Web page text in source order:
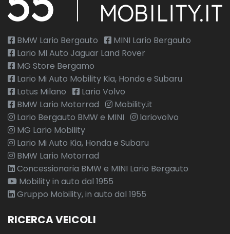
BMW Lario Bergauto
MINI Lario Bergauto
Lario MI Auto Jaguar Land Rover
MG Store Bergamo
Lario Mi Auto Mobility Kia, Honda e Subaru
Lotus Milano
Lario Volvo
BMW Lario Motorrad
Mobility.it
Lario Bergauto BMW e MINI
lariovolvo
MG Lario Mobility
Lario Mi Auto Kia, Honda e Subaru
BMW Lario Motorrad
Concessionaria BMW e MINI Lario Bergauto
Mobility in auto dal 1955
Gruppo Mobility, in auto dal 1955
RICERCA VEICOLI